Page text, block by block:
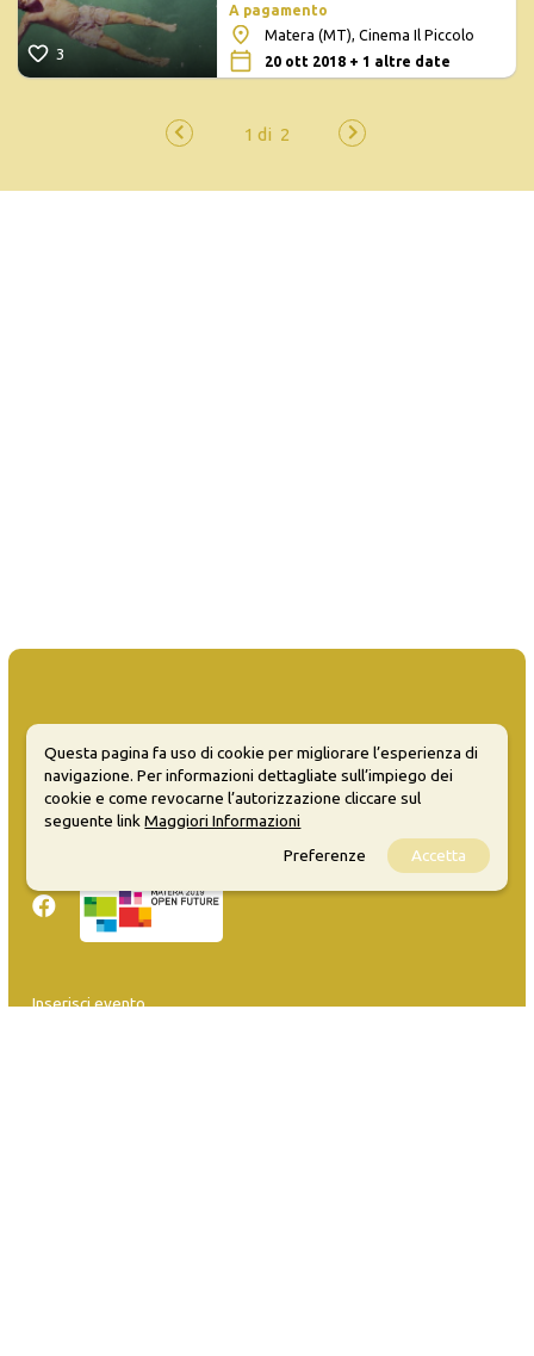
3
A pagamento
Matera (MT), Cinema Il Piccolo
20 ott 2018 + 1 altre date
MATERA WELCOME EVENTS
Opendata
Privacy
Inserisci evento
Questa pagina fa uso di cookie per migliorare l’esperienza di
navigazione. Per informazioni dettagliate sull’impiego dei
cookie e come revocarne l’autorizzazione cliccare sul
seguente linkMaggiori Informazioni
Preferenze
Accetta